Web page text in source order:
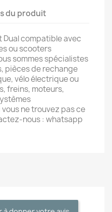
du produit
Dual compatible avec
ou scooters
sommes spécialistes
pièces de rechange
vélo électrique ou
freins, moteurs,
ne trouvez pas ce
nous : whatsapp